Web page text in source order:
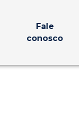
Fale
conosco